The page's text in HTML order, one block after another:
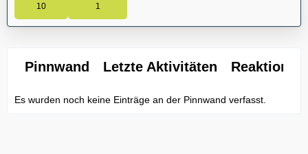
10
1
Pinnwand Letzte Aktivitäten Reaktionen
Es wurden noch keine Einträge an der Pinnwand verfasst.